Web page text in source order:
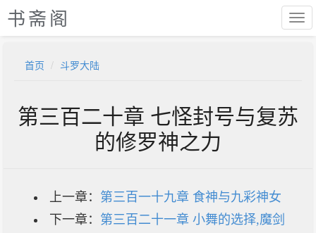
书斋阁
首页 斗罗大陆
第三百二十章 七怪封号与复苏
的修罗神之力
上一章： 第三百一十九章 食神与九彩神女
下一章： 第三百二十一章 小舞的选择,魔剑